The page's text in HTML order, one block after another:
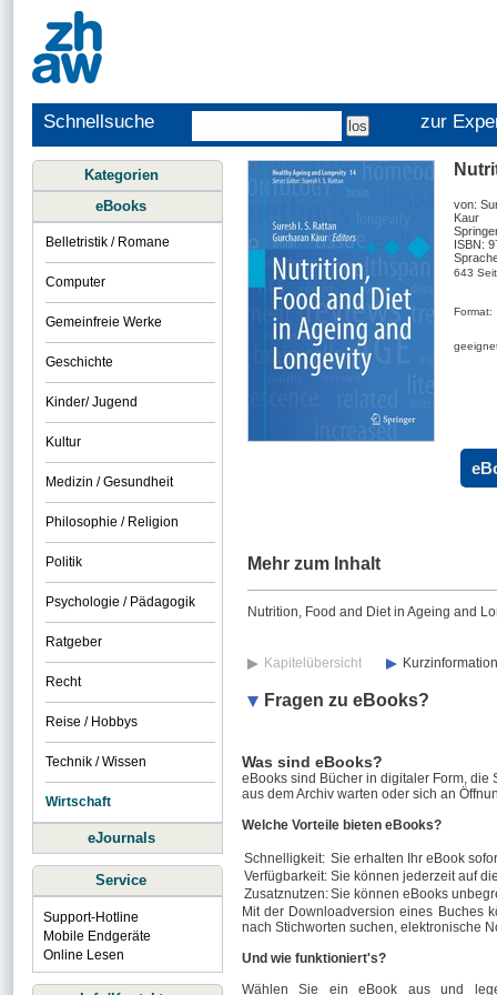
Schnellsuche zur
von:
Kaur
ISBN:
643
Format:
Mehr zum Inhalt
Nutrition, Food and Diet in Ageing and
Kapitelübersicht Kurzinformation
Fragen zu eBooks?
Was sind eBooks?
eBooks sind Bücher in digitaler Form,
aus dem Archiv warten oder sich an
Welche Vorteile bieten eBooks?
Schnelligkeit: Sie erhalten Ihr eBook
Verfügbarkeit: Sie können jederzeit auf
Zusatznutzen:Sie können eBooks
Mit der Downloadversion eines Buches
nach Stichworten suchen, elektronische
Und wie funktioniert's?
Wählen Sie ein eBook aus und
Kategorien
eBooks
Belletristik / Romane
Computer
Gemeinfreie Werke
Geschichte
Kinder/ Jugend
Kultur
Medizin / Gesundheit
Philosophie / Religion
Politik
Psychologie / Pädagogik
Ratgeber
Recht
Reise / Hobbys
Technik / Wissen
Wirtschaft
eJournals
Service
Support-Hotline
Mobile Endgeräte
Online Lesen